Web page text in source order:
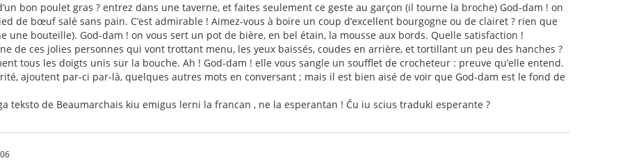
bon poulet gras ? entrez dans une taverne, et faites seulement ce geste au garçon (il tourne la broche) God-dam ! on
de bœuf salé sans pain. C’est admirable ! Aimez-vous à boire un coup d’excellent bourgogne ou de clairet ? rien que
une bouteille). God-dam ! on vous sert un pot de bière, en bel étain, la mousse aux bords. Quelle satisfaction !
de ces jolies personnes qui vont trottant menu, les yeux baissés, coudes en arrière, et tortillant un peu des hanches ?
tous les doigts unis sur la bouche. Ah ! God-dam ! elle vous sangle un soufflet de crocheteur : preuve qu’elle entend.
ajoutent par-ci par-là, quelques autres mots en conversant ; mais il est bien aisé de voir que God-dam est le fond de
teksto de Beaumarchais kiu emigus lerni la francan , ne la esperantan ! Ĉu iu scius traduki esperante ?